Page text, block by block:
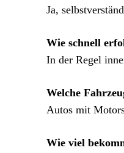
Ja,
Wie schnell
In der Regel
Welche
Autos mit
Wie viel